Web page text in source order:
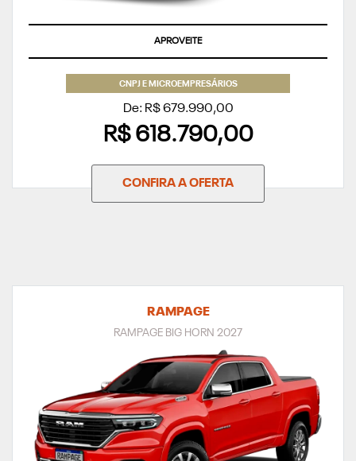
APROVEITE
CNPJ E MICROEMPRESÁRIOS
De: R$ 679.990,00
R$ 618.790,00
CONFIRA A OFERTA
RAMPAGE
RAMPAGE BIG HORN 2027